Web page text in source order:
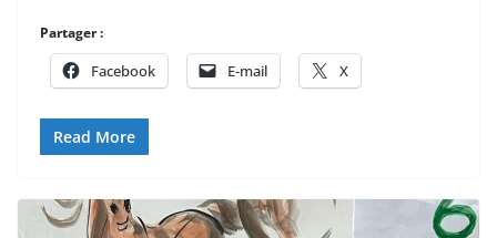
Partager :
Facebook E-mail X
Read More